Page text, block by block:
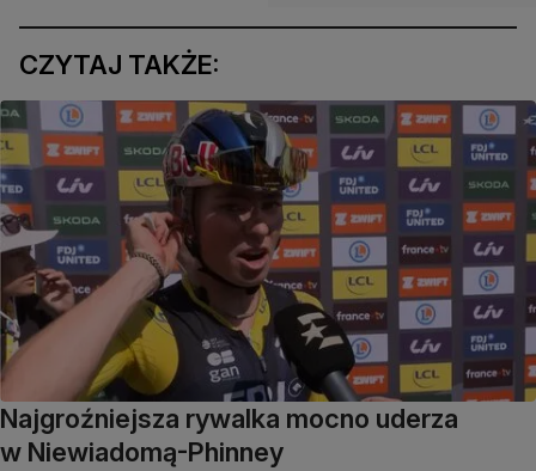
CZYTAJ TAKŻE:
Najgroźniejsza rywalka mocno uderza
w Niewiadomą-Phinney